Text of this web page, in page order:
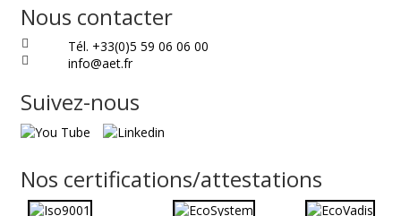
Nous contacter
Tél. +33(0)5 59 06 06 00
info@aet.fr
Suivez-nous
Nos certifications/attestations